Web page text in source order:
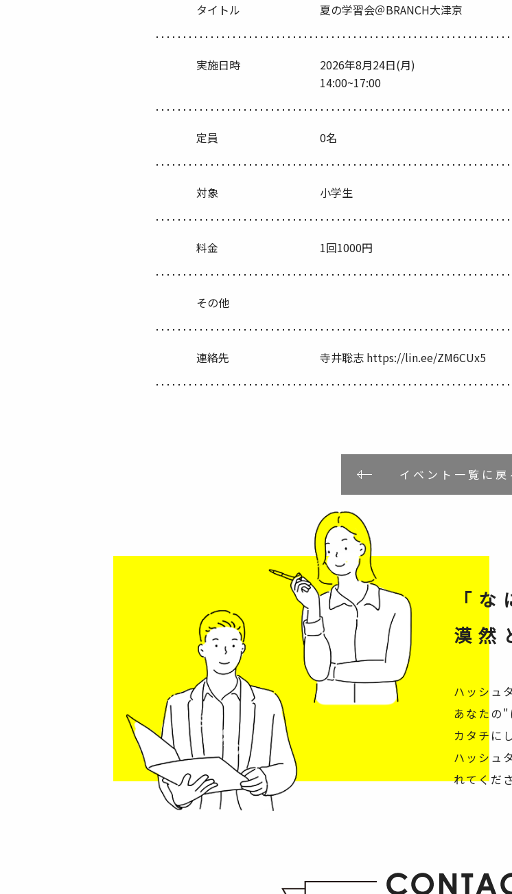
タイトル 夏の学習会＠BRANCH大津京
実施日時
2026年8月24日(月)
14:00~17:00
定員 0名
対象 小学生
料金 1回1000円
その他
連絡先 寺井聡志 https://lin.ee/ZM6CUx5
イベント一覧に戻
「
漠然
ハッシュ
あなたの
カタチに
ハッシュ
れてくだ